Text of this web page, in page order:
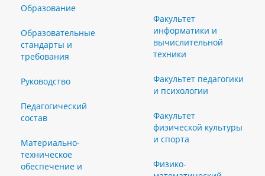
Образование
Образовательные
стандарты и
требования
Руководство
Педагогический
состав
Материально-
техническое
обеспечение и
Факультет
информатики и
вычислительной
техники
Факультет педагогики
и психологии
Факультет
физической культуры
и спорта
Физико-